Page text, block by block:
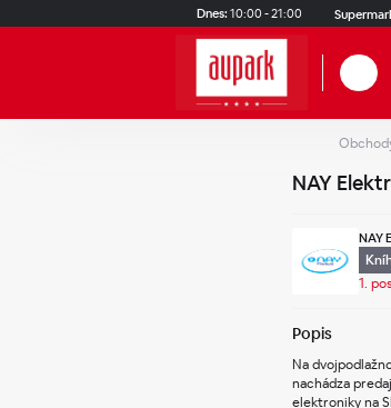
Dnes: 10:00 - 21:00
NAY
NAY
1.
Popis
Na
nachádza
elektroniky na